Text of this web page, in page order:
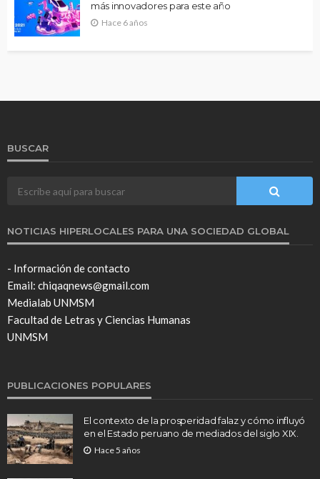
más innovadores para este año
Hace 6 años
BUSCAR
NOTICIAS HIPERLOCALES PARA UNA SOCIEDAD GLOBAL
- Información de contacto
Email: chiqaqnews@gmail.com
Medialab UNMSM
Facultad de Letras y Ciencias Humanas
UNMSM
PUBLICACIONES POPULARES
El contexto de la prosperidad falaz y cómo influyó
en el Estado peruano de mediados del siglo XIX.
Hace 5 años